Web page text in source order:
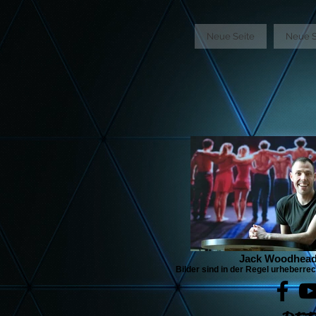
Neue Seite Neue
Jack
Bilder sind in der Regel